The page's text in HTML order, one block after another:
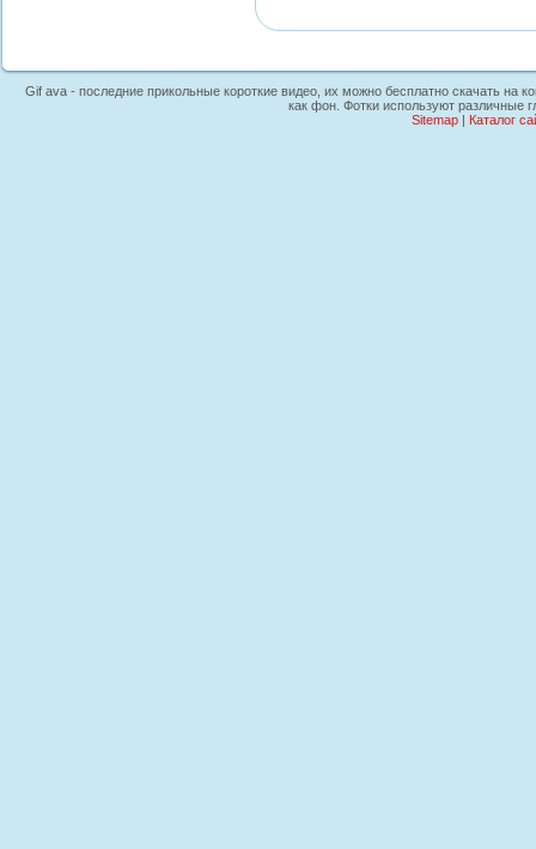
Gif ava - последние прикольные короткие видео, их можно бесплатно скачать на
как фон. Фотки используют различные
Sitemap| Каталог